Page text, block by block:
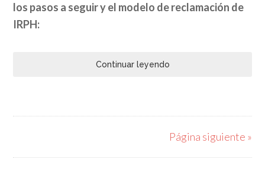
los pasos a seguir y el modelo de reclamación de
IRPH:
Continuar leyendo
Página siguiente »